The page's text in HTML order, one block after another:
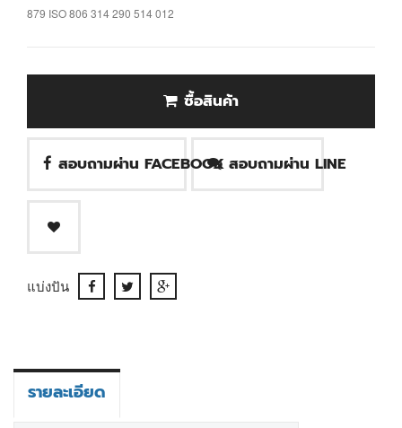
879 ISO 806 314 290 514 012
ซื้อสินค้า
สอบถามผ่าน FACEBOOK สอบถามผ่าน LINE
แบ่งปัน
รายละเอียด